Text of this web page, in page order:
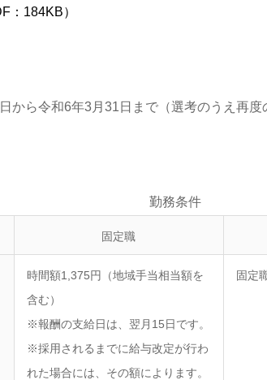
：184KB）
から令和6年3月31日まで（選考のうえ再度
勤務条件
固定職
時間額1,375円（地域手当相当額を
含む）
※報酬の支給日は、翌月15日です。
※採用されるまでに給与改定が行わ
れた場合には、その額によります。
固定